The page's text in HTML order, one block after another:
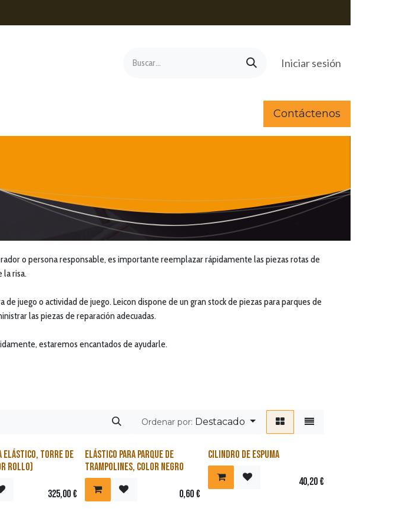
Iniciar sesión
Contáctenos
o persona responsable, es importante reemplazar rápidamente las piezas rotas de
la risa.
juego o actividad de juego. Leicon dispone de un gran stock de piezas para parques de
las piezas de reparación adecuadas.
estaremos encantados de ayudarle.
Ordenar por: Destacado
elástico, torre de
Rollo)
325,00€
Elástico para parque de
trampolines, color negro
0,60€
Cilindro de espuma
40,20€